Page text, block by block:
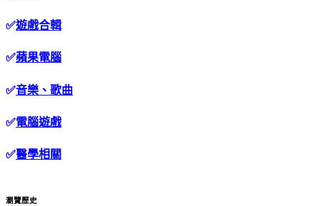
✅遊戲合輯
✅蘋果電腦
✅音樂、歌曲
✅電腦遊戲
✅醫學相關
瀏覽歷史